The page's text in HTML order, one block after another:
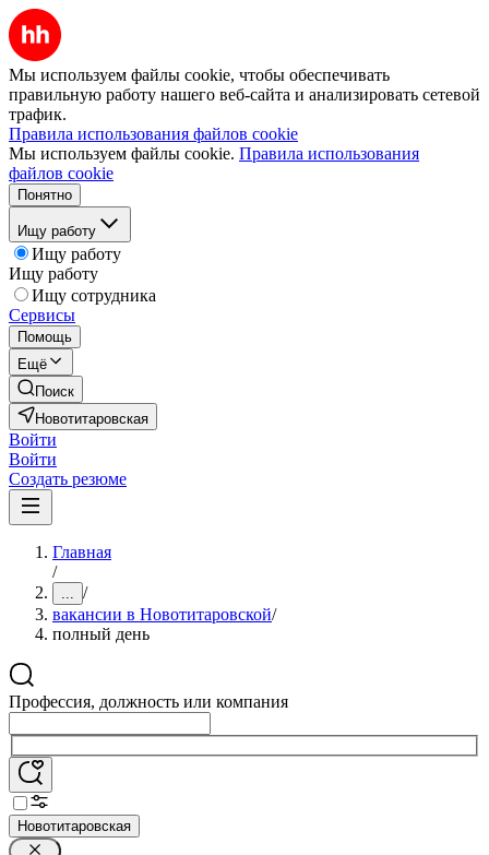
Мы используем файлы cookie, чтобы обеспечивать
правильную работу нашего веб-сайта и анализировать сетевой
трафик.
Правила использования файлов cookie
Мы используем файлы cookie. Правила использования
файлов cookie
Понятно
Ищу работу
Ищу работу
Ищу работу
Ищу сотрудника
Сервисы
Помощь
Ещё
Поиск
Новотитаровская
Войти
Войти
Создать резюме
Главная
/
... /
вакансии в Новотитаровской/
полный день
Профессия, должность или компания
Новотитаровская